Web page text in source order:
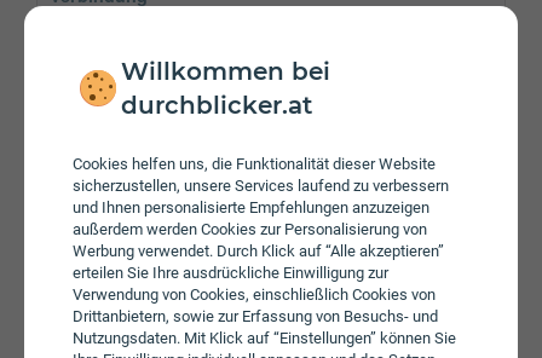
Willkommen bei
durchblicker.at
Cookies helfen uns, die Funktionalität dieser Website
sicherzustellen, unsere Services laufend zu verbessern
und Ihnen personalisierte Empfehlungen anzuzeigen
außerdem werden Cookies zur Personalisierung von
Werbung verwendet. Durch Klick auf “Alle akzeptieren”
erteilen Sie Ihre ausdrückliche Einwilligung zur
Verwendung von Cookies, einschließlich Cookies von
Drittanbietern, sowie zur Erfassung von Besuchs- und
Nutzungsdaten. Mit Klick auf “Einstellungen” können Sie
NFC
Gerät
Akku
4000 mAh
Speicherkarte
max. 32 GB
Betriebssystem
Android 5.1 Lollipop
Prozessor
Quad-Core